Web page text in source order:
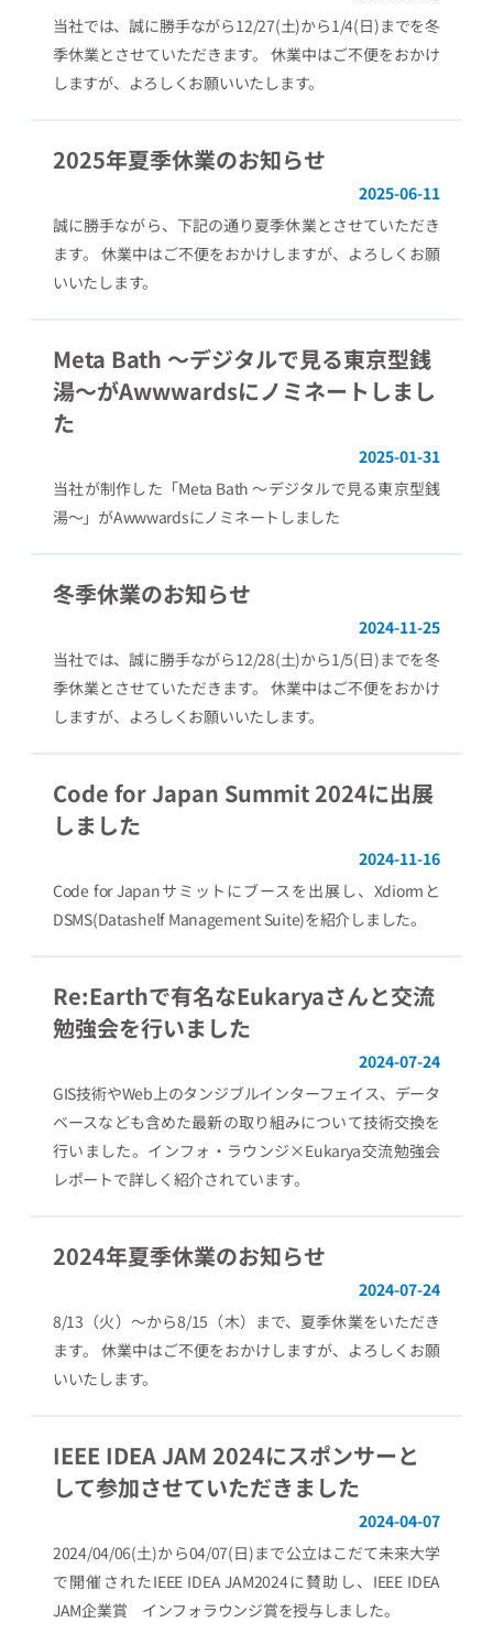
当社では、誠に勝手ながら12/27(土)から1/4(日)までを冬
季休業とさせていただきます。 休業中はご不便をおかけ
しますが、よろしくお願いいたします。
2025年夏季休業のお知らせ
誠に勝手ながら、下記の通り夏季休業とさせていただき
ます。 休業中はご不便をおかけしますが、よろしくお願
いいたします。
2025-06-11
Meta Bath 〜デジタルで見る東京型銭
湯〜がAwwwardsにノミネートしまし
た
当社が制作した「Meta Bath 〜デジタルで見る東京型銭
湯〜」がAwwwardsにノミネートしました
2025-01-31
冬季休業のお知らせ
当社では、誠に勝手ながら12/28(土)から1/5(日)までを冬
季休業とさせていただきます。 休業中はご不便をおかけ
しますが、よろしくお願いいたします。
2024-11-25
Code for Japan Summit 2024に出展
しました
Code for Japanサミットにブースを出展し、Xdiormと
DSMS(Datashelf Management Suite)を紹介しました。
2024-11-16
Re:Earthで有名なEukaryaさんと交流
勉強会を行いました
GIS技術やWeb上のタンジブルインターフェイス、データ
ベースなども含めた最新の取り組みについて技術交換を
行いました。インフォ・ラウンジ×Eukarya交流勉強会
レポートで詳しく紹介されています。
2024-07-24
2024年夏季休業のお知らせ
8/13（火）～から8/15（木）まで、夏季休業をいただき
ます。 休業中はご不便をおかけしますが、よろしくお願
いいたします。
2024-07-24
IEEE IDEA JAM 2024にスポンサーと
して参加させていただきました
2024/04/06(土)から04/07(日)まで公立はこだて未来大学
で開催されたIEEE IDEA JAM2024に賛助し、IEEE IDEA
JAM企業賞 インフォラウンジ賞を授与しました。
2024-04-07